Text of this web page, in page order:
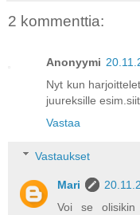
2 kommenttia:
Anonyymi
Nyt kun
juureksille
Vastaa
Vastaukset
Mari
Voi se